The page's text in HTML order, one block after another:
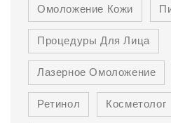
Омоложение Кожи
Процедуры Для Лица
Лазерное Омоложение
Ретинол
Косметолог